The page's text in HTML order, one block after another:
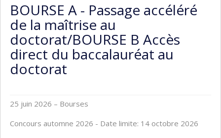
BOURSE A - Passage accéléré
de la maîtrise au
doctorat/BOURSE B Accès
direct du baccalauréat au
doctorat
25 juin 2026 – Bourses
Concours automne 2026 - Date limite: 14 octobre 2026